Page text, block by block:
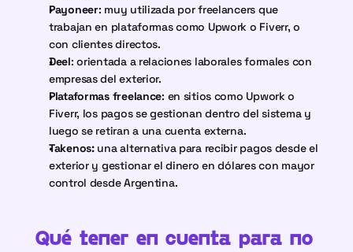
Payoneer: muy utilizada por freelancers que
trabajan en plataformas como Upwork o Fiverr, o
con clientes directos.
Deel: orientada a relaciones laborales formales con
empresas del exterior.
Plataformas freelance: en sitios como Upwork o
Fiverr, los pagos se gestionan dentro del sistema y
luego se retiran a una cuenta externa.
Takenos: una alternativa para recibir pagos desde el
exterior y gestionar el dinero en dólares con mayor
control desde Argentina.
Qué tener en cuenta para no